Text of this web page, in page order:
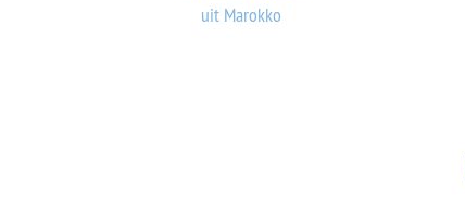
uit Marokko